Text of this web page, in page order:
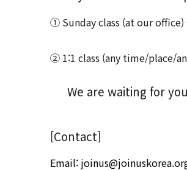
① Sunday class (at our
② 1:1 class (any time/place/
We are waiting for
[Contact]
Email: